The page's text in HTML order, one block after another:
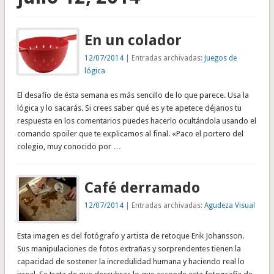
En un colador
12/07/2014 | Entradas archivadas:Juegos de
lógica
El desafío de ésta semana es más sencillo de lo que parece. Usa la
lógica y lo sacarás. Si crees saber qué es y te apetece déjanos tu
respuesta en los comentarios puedes hacerlo ocultándola usando el
comando spoiler que te explicamos al final. «Paco el portero del
colegio, muy conocido por …
Café derramado
12/07/2014 | Entradas archivadas:Agudeza Visual
Esta imagen es del fotógrafo y artista de retoque Erik Johansson.
Sus manipulaciones de fotos extrañas y sorprendentes tienen la
capacidad de sostener la incredulidad humana y haciendo real lo